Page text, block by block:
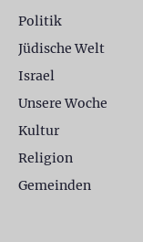
Politik
Jüdische Welt
Israel
Unsere Woche
Kultur
Religion
Gemeinden